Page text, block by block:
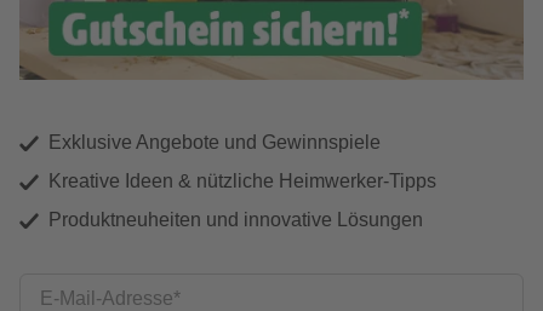
Exklusive Angebote und Gewinnspiele
Kreative Ideen & nützliche Heimwerker-Tipps
Produktneuheiten und innovative Lösungen
E-Mail-Adresse